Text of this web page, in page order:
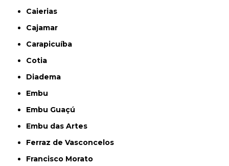
Caierias
Cajamar
Carapicuíba
Cotia
Diadema
Embu
Embu Guaçú
Embu das Artes
Ferraz de Vasconcelos
Francisco Morato